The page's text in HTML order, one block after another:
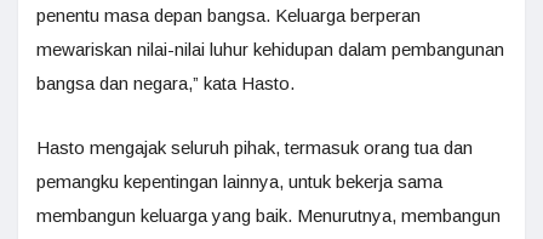
penentu masa depan bangsa. Keluarga berperan
mewariskan nilai-nilai luhur kehidupan dalam pembangunan
bangsa dan negara,” kata Hasto.
Hasto mengajak seluruh pihak, termasuk orang tua dan
pemangku kepentingan lainnya, untuk bekerja sama
membangun keluarga yang baik. Menurutnya, membangun